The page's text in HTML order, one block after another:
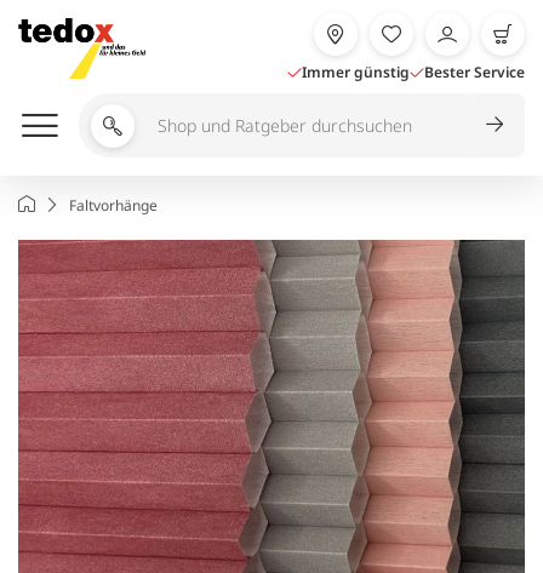
Inhalt
springen
Immer günstig Bester Service
Shop
durchsuchen
StartseiteFaltvorhänge